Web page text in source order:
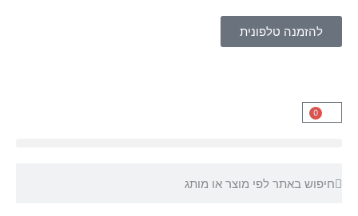
0
להזמנה טלפונית